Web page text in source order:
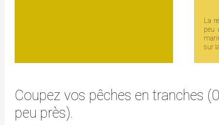
La
peu
sur
Coupez vos pêches en tranches
peu près).